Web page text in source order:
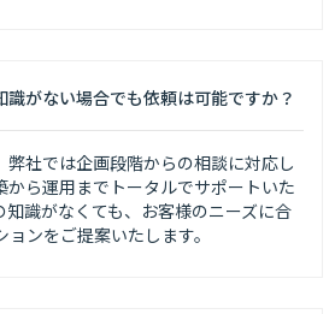
識がない場合でも依頼は可能ですか？
弊社では企画段階からの相談に対応し
から運用までトータルでサポートいた
知識がなくても、お客様のニーズに合
ンをご提案いたします。